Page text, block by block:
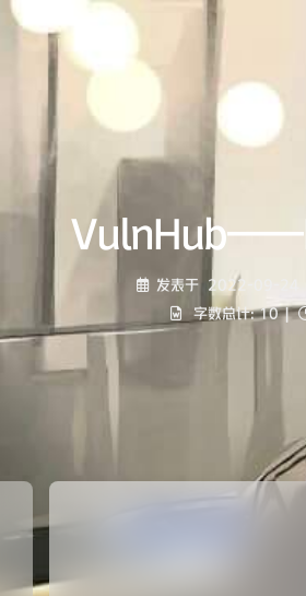
发表于 2022-09-24
字数总计: 10 |